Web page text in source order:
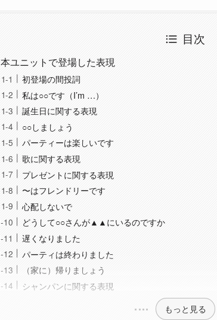
目次
本ユニットで登場した表現
初登場の間投詞
私は○○です（I’m …）
誕生日に関する表現
○○しましょう
パーティーは楽しいです
歌に関する表現
プレゼントに関する表現
〜はフレンドリーです
心配しないで
どうして○○さんが▲▲にいるのですか
遅くなりました
パーティは終わりました
（家に）帰りましょう
シャンパンに関する表現
もっと見る